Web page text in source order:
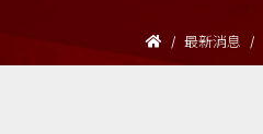
最新消息